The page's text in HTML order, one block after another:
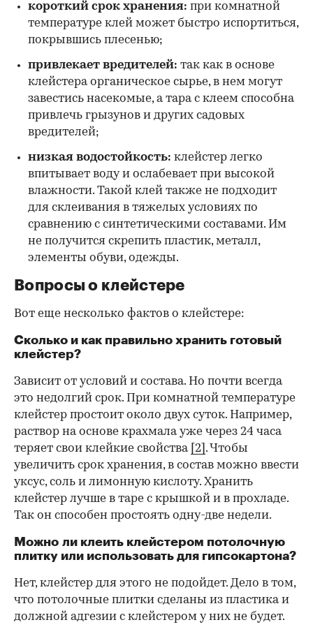
короткий срок хранения: при комнатной
температуре клей может быстро испортиться,
покрывшись плесенью;
привлекает вредителей: так как в основе
клейстера органическое сырье, в нем могут
завестись насекомые, а тара с клеем способна
привлечь грызунов и других садовых
вредителей;
низкая водостойкость: клейстер легко
впитывает воду и ослабевает при высокой
влажности. Такой клей также не подходит
для склеивания в тяжелых условиях по
сравнению с синтетическими составами. Им
не получится скрепить пластик, металл,
элементы обуви, одежды.
Вопросы о клейстере
Вот еще несколько фактов о клейстере:
Сколько и как правильно хранить готовый
клейстер?
Зависит от условий и состава. Но почти всегда
это недолгий срок. При комнатной температуре
клейстер простоит около двух суток. Например,
раствор на основе крахмала уже через 24 часа
теряет свои клейкие свойства [2] . Чтобы
увеличить срок хранения, в состав можно ввести
уксус, соль и лимонную кислоту. Хранить
клейстер лучше в таре с крышкой и в прохладе.
Так он способен простоять одну-две недели.
Можно ли клеить клейстером потолочную
плитку или использовать для гипсокартона?
Нет, клейстер для этого не подойдет. Дело в том,
что потолочные плитки сделаны из пластика и
должной адгезии с клейстером у них не будет.